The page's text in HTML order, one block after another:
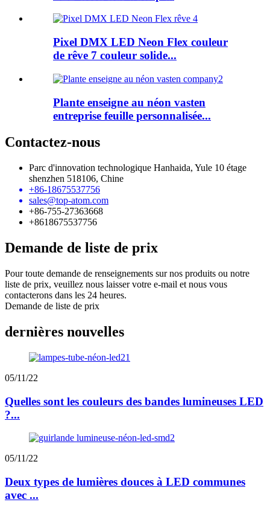
Pixel DMX LED Neon Flex couleur
de rêve 7 couleur solide...
Plante enseigne au néon vasten
entreprise feuille personnalisée...
Contactez-nous
Parc d'innovation technologique Hanhaida, Yule 10 étage
shenzhen 518106, Chine
+86-18675537756
sales@top-atom.com
+86-755-27363668
+8618675537756
Demande de liste de prix
Pour toute demande de renseignements sur nos produits ou notre
liste de prix, veuillez nous laisser votre e-mail et nous vous
contacterons dans les 24 heures.
Demande de liste de prix
dernières nouvelles
05/11/22
Quelles sont les couleurs des bandes lumineuses LED
?...
05/11/22
Deux types de lumières douces à LED communes
avec ...